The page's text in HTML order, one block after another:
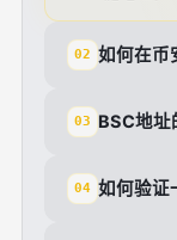
02 如何在币
03 BSC地址
04 如何验证